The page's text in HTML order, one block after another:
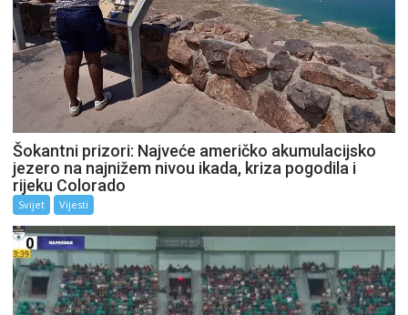
Šokantni prizori: Najveće američko akumulacijsko
jezero na najnižem nivou ikada, kriza pogodila i
rijeku Colorado
Svijet Vijesti